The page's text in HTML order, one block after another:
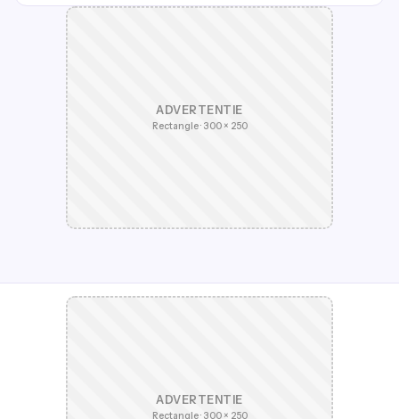
ADVERTENTIE
Rectangle · 300 × 250
ADVERTENTIE
Rectangle · 300 × 250